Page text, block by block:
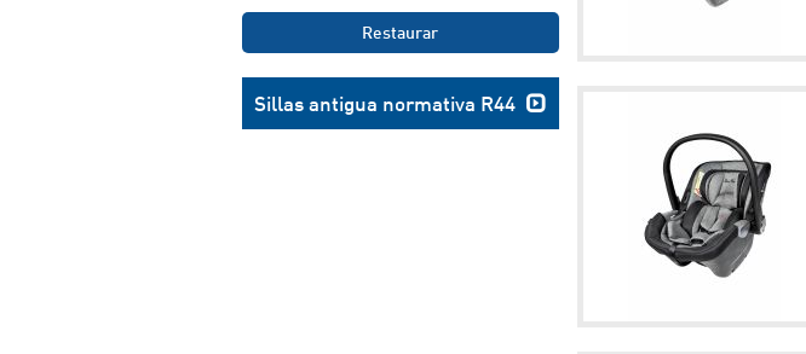
Restaurar
Sillas antigua normativa R44